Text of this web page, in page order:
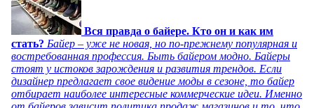
Вся правда о байере. Кто он и как им
стать? Байер – уже не новая, но по-прежнему популярная и
востребованная профессия. Быть байером модно. Байеры
стоят у истоков зарождения и развития трендов. Если
дизайнер предлагает свое видение моды в сезоне, то байер
отбирает наиболее интересные коммерческие идеи. Именно